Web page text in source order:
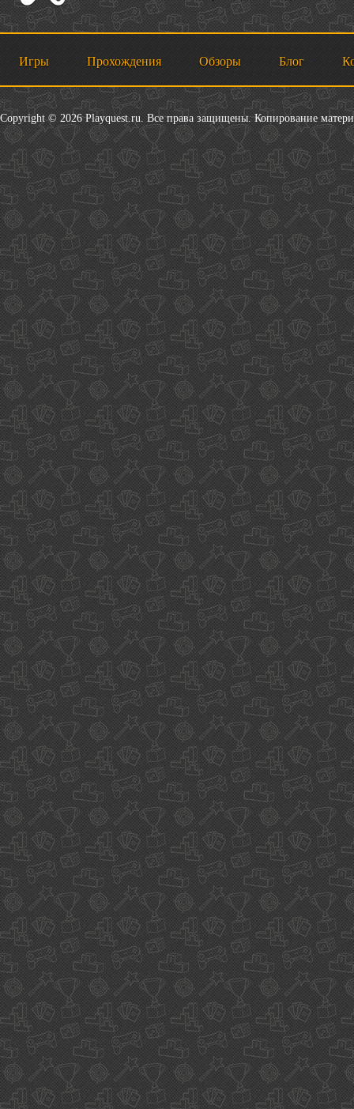
Игры Прохождения Обзоры Блог
Copyright © 2026 Playquest.ru. Все права защищены. Копирование